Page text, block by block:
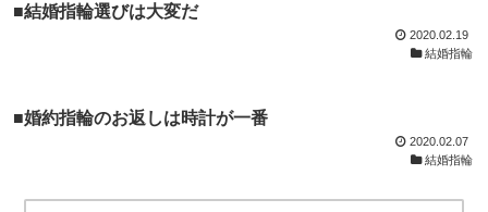
■結婚指輪選びは大変だ
2020.02.19
結婚指輪
■婚約指輪のお返しは時計が一番
2020.02.07
結婚指輪